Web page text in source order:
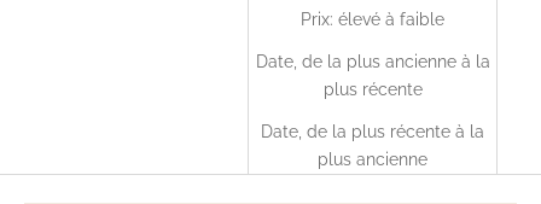
Prix: élevé à faible
Date, de la plus ancienne à la
plus récente
Date, de la plus récente à la
plus ancienne